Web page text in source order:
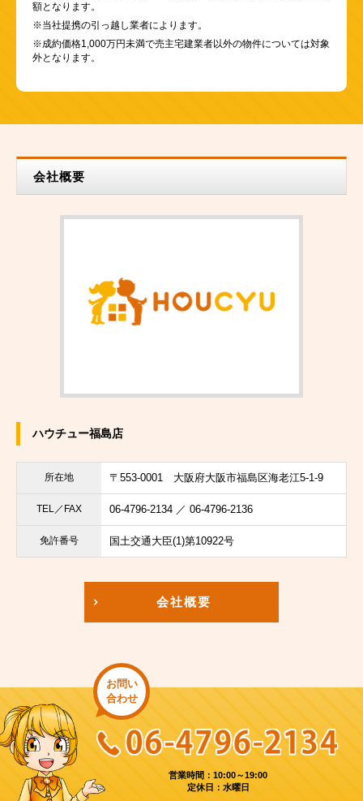
額となります。
※当社提携の引っ越し業者によります。
※成約価格1,000万円未満で売主宅建業者以外の物件については対象
外となります。
会社概要
ハウチュー福島店
所在地 〒553-0001 大阪府大阪市福島区海老江5-1-9
TEL／FAX 06-4796-2134 ／ 06-4796-2136
免許番号 国土交通大臣(1)第10922号
会社概要
お問い
合わせ
営業時間：10:00～19:00
定休日：水曜日